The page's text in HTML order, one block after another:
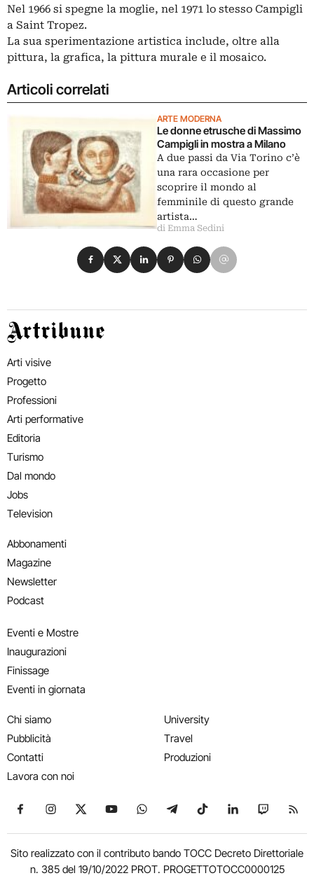
Nel 1966 si spegne la moglie, nel 1971 lo stesso Campigli
a Saint Tropez.
La sua sperimentazione artistica include, oltre alla
pittura, la grafica, la pittura murale e il mosaico.
Articoli correlati
ARTE MODERNA
Le donne etrusche di Massimo
Campigli in mostra a Milano
A due passi da Via Torino c’è
una rara occasione per
scoprire il mondo al
femminile di questo grande
artista…
di Emma Sedini
Condividi su Facebook
Condividi su X
Condividi su LinkedIn
Condividi su Pinterest
Condividi su WhatsApp
Condividi su Email
Artribune
Arti visive
Progetto
Professioni
Arti performative
Editoria
Turismo
Dal mondo
Jobs
Television
Abbonamenti
Magazine
Newsletter
Podcast
Eventi e Mostre
Inaugurazioni
Finissage
Eventi in giornata
Chi siamo
Pubblicità
Contatti
Lavora con noi
University
Travel
Produzioni
Seguici su Facebook
Seguici su Instagram
Seguici su X
Seguici su YouTube
Seguici su WhatsApp
Seguici su Telegram
Seguici su TikTok
Seguici su
Seguici
Sito realizzato con il contributo bando TOCC Decreto Direttoriale
n. 385 del 19/10/2022 PROT. PROGETTOTOCC0000125